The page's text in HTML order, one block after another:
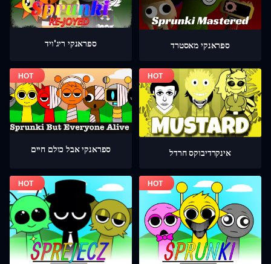
ספראנקי ריג'ויד ספראנקי מאסטרד
ספראנקי אבל כולם חיים אינקרדיבוקס חרדל